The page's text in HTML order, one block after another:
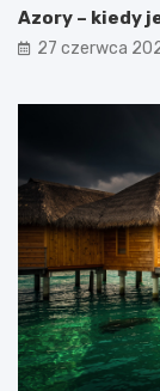
Azory – kiedy
27 czerwca